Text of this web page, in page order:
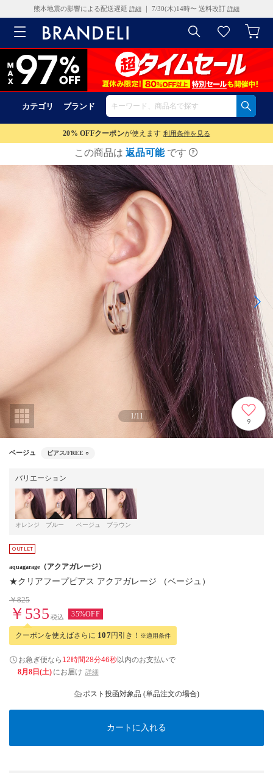
熊本地震の影響による配送遅延 詳細 ｜ 7/30(木)14時〜 送料改訂 詳細
カテゴリ ブランド
20% OFFクーポンが使えます 利用条件を見る
この商品は 返品可能 です
1/11
9
ベージュ ピアス/FREE ○
バリエーション
オレンジ ブルー ベージュ ブラウン
aquagarage （アクアガレージ）
★クリアフープピアス アクアガレージ （ベージュ）
￥825
￥535 税込 35%OFF
クーポンを使えばさらに 107円引き！ ※適用条件
お急ぎ便なら 12時間28分45秒以内のお支払いで
8月8日(土) にお届け 詳細
ポスト投函対象品 (単品注文の場合)
カートに入れる